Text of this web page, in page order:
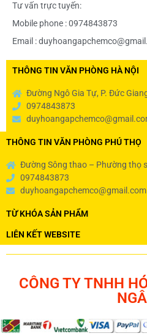
Tư vấn trực tuyến:
Mobile phone : 0974843873
Email :
THÔNG TIN VĂN PHÒNG HÀ NỘI
Đường Ngô Gia Tự, P. Đức
0974843873
THÔNG TIN VĂN PHÒNG PHÚ THỌ
Đường Sông thao – Phường thọ
0974843873
duyhoangapchemco@gmail.com
TỪ KHÓA SẢN PHẨM
LIÊN KẾT WEBSITE
CÔNG TY TNHH